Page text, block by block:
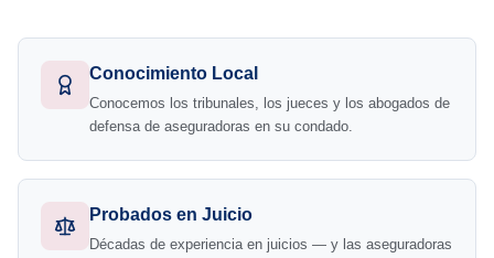
Conocimiento Local
Conocemos los tribunales, los jueces y los abogados de
defensa de aseguradoras en su condado.
Probados en Juicio
Décadas de experiencia en juicios — y las aseguradoras